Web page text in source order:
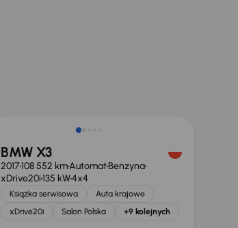
BMW X3
2017108 552 kmAutomatBenzyna
xDrive20i135 kW4x4
Książka serwisowa
Auta krajowe
xDrive20i
Salon Polska +9 kolejnych